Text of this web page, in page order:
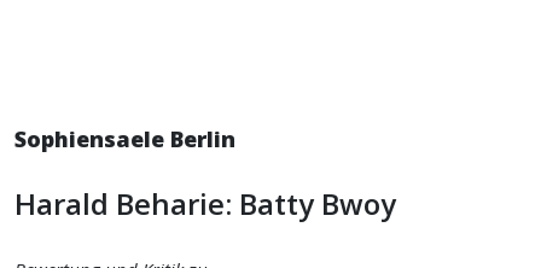
Sophiensaele Berlin
Harald Beharie: Batty Bwoy